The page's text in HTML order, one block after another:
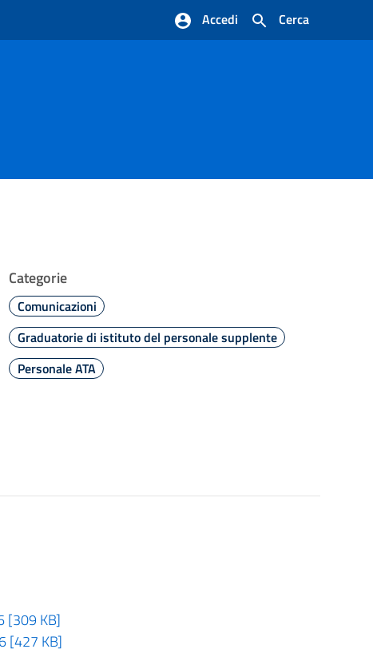
Cerca
Accedi
Categorie
Comunicazioni
Graduatorie di istituto del personale supplente
Personale ATA
[309 KB]
[427 KB]